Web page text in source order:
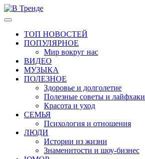
Перейти
к
Основное
ТОП НОВОСТЕЙ
ПОПУЛЯРНОЕ
Мир вокруг нас
ВИДЕО
МУЗЫКА
ПОЛЕЗНОЕ
Здоровье и долголетие
Полезные советы и лайфхаки
Красота и уход
СЕМЬЯ
Психология и отношения
ЛЮДИ
Истории из жизни
Знаменитости и шоу-бизнес